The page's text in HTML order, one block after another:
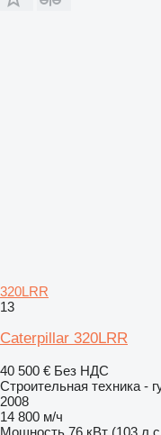
320LRR
13
Caterpillar 320LRR
40 500 € Без НДС
Строительная техника -
2008
14 800 м/ч
Мощность 76 кВт (103